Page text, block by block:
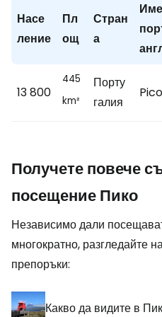
Насе
ление
Пл
ощ
Стран
а
13 800
445
km²
Порту
галия
Получете повече
посещение Пико
Независимо дали
многократно, разгледайте
препоръки:
Какво да видите в